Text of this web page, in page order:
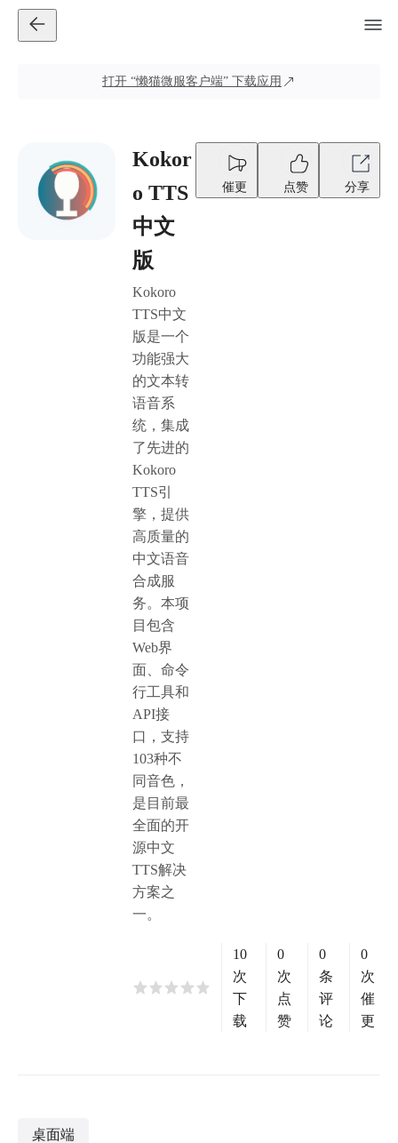
打开 “懒猫微服客户端” 下载应用
Kokor
o TTS
中文
版
Kokoro
TTS中文
版是一个
功能强大
的文本转
语音系
统，集成
了先进的
Kokoro
TTS引
擎，提供
高质量的
中文语音
合成服
务。本项
目包含
Web界
面、命令
行工具和
API接
口，支持
103种不
同音色，
是目前最
全面的开
源中文
TTS解决
方案之
一。
催更 点赞 分享
10
次
下
载
0
次
点
赞
0
条
评
论
0
次
催
更
桌面端